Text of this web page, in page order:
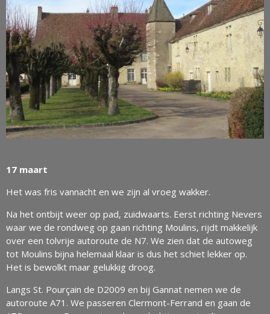
17 maart
Het was fris vannacht en we zijn al vroeg wakker.
Na het ontbijt weer op pad, zuidwaarts. Eerst richting Nevers
waar we de rondweg op gaan richting Moulins, rijdt makkelijk
over een tolvrije autoroute de N7. We zien dat de autoweg
tot Moulins bijna helemaal klaar is dus het schiet lekker op.
Het is bewolkt maar gelukkig droog.
Langs St. Pourçain de D2009 en bij Gannat nemen we de
autoroute A71. We passeren Clermont-Ferrand en gaan de